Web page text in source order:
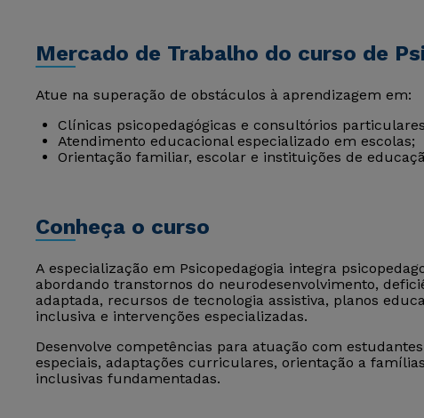
Mercado de Trabalho do curso de
Atue na superação de obstáculos à aprendizagem em:
Clínicas psicopedagógicas e consultórios
Atendimento educacional especializado em escolas;
Orientação familiar, escolar e instituições de
Conheça o curso
A especialização em Psicopedagogia integra
abordando transtornos do neurodesenvolvimento,
adaptada, recursos de tecnologia assistiva, planos
inclusiva e intervenções especializadas.
Desenvolve competências para atuação com
especiais, adaptações curriculares, orientação a
inclusivas fundamentadas.